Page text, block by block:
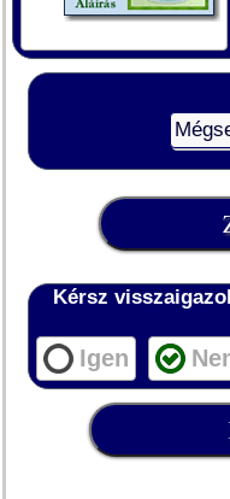
Kérsz
Igen